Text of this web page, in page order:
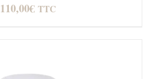
110,00€ TTC